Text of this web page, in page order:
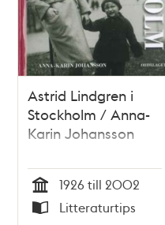
Astrid Lindgren i
Stockholm / Anna-
Karin Johansson
Tid
1926 till 2002
Litteraturtips